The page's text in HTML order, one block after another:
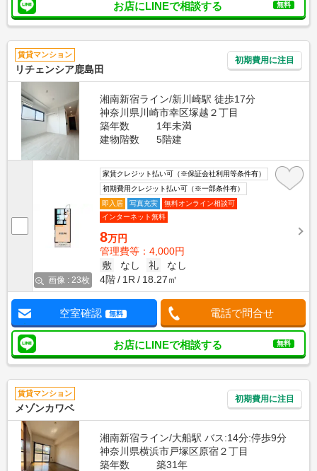
お店にLINEで相談する 無料
賃貸マンション
リチェンシア鹿島田
初期費用に注目
湘南新宿ライン/新川崎駅 徒歩17分
神奈川県川崎市幸区塚越２丁目
築年数
1年未満
建物階数
5階建
画像 : 23枚
家賃クレジット払い可（※保証会社利用等条件有）
初期費用クレジット払い可（※一部条件有）
即入居
写真充実
無料オンライン相談可
インターネット無料
8万円
管理費等：4,000円
敷
なし 礼
なし
4階
1R 18.27㎡
空室確認 無料 電話で問合せ
お店にLINEで相談する 無料
賃貸マンション
メゾンカワベ
初期費用に注目
湘南新宿ライン/大船駅 バス:14分:停歩9分
神奈川県横浜市戸塚区原宿２丁目
築年数
築31年